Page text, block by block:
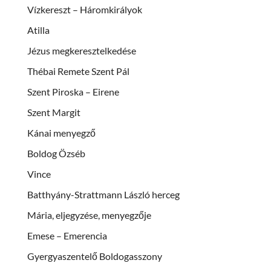
Vízkereszt – Háromkirályok
Atilla
Jézus megkeresztelkedése
Thébai Remete Szent Pál
Szent Piroska – Eirene
Szent Margit
Kánai menyegző
Boldog Özséb
Vince
Batthyány-Strattmann László herceg
Mária, eljegyzése, menyegzője
Emese – Emerencia
Gyergyaszentelő Boldogasszony